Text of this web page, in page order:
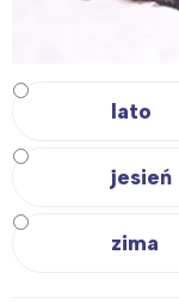
lato
jesień
zima